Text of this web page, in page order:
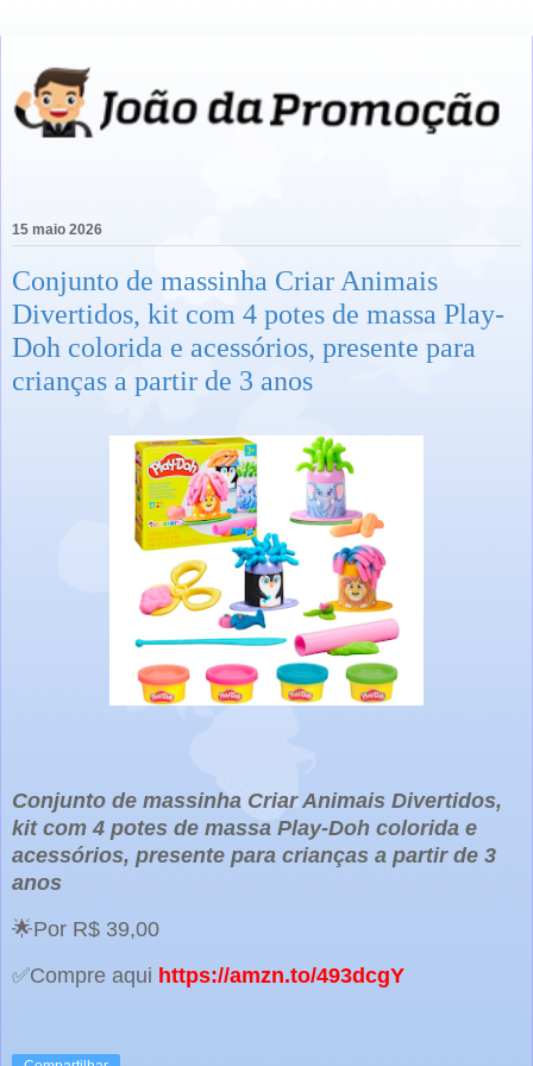
15 maio 2026
Conjunto de massinha Criar Animais
Divertidos, kit com 4 potes de massa Play-
Doh colorida e acessórios, presente para
crianças a partir de 3 anos
Conjunto de massinha Criar Animais Divertidos,
kit com 4 potes de massa Play-Doh colorida e
acessórios, presente para crianças a partir de 3
anos
🌟Por R$ 39,00
✅Compre aqui https://amzn.to/493dcgY